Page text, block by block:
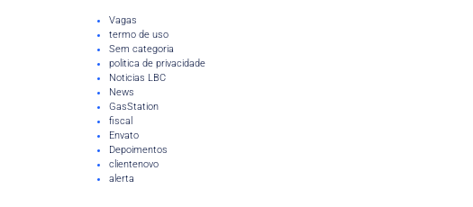
Vagas
termo de uso
Sem categoria
politica de privacidade
Noticias LBC
News
GasStation
fiscal
Envato
Depoimentos
clientenovo
alerta